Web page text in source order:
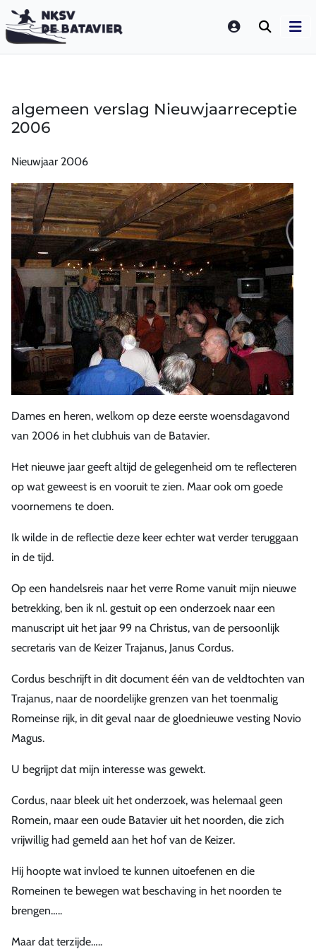
LOGIN
algemeen verslag Nieuwjaarreceptie
2006
Nieuwjaar 2006
Dames en heren, welkom op deze eerste woensdagavond
van 2006 in het clubhuis van de Batavier.
Het nieuwe jaar geeft altijd de gelegenheid om te reflecteren
op wat geweest is en vooruit te zien. Maar ook om goede
voornemens te doen.
Ik wilde in de reflectie deze keer echter wat verder teruggaan
in de tijd.
Op een handelsreis naar het verre Rome vanuit mijn nieuwe
betrekking, ben ik nl. gestuit op een onderzoek naar een
manuscript uit het jaar 99 na Christus, van de persoonlijk
secretaris van de Keizer Trajanus, Janus Cordus.
Cordus beschrijft in dit document één van de veldtochten van
Trajanus, naar de noordelijke grenzen van het toenmalig
Romeinse rijk, in dit geval naar de gloednieuwe vesting Novio
Magus.
U begrijpt dat mijn interesse was gewekt.
Cordus, naar bleek uit het onderzoek, was helemaal geen
Romein, maar een oude Batavier uit het noorden, die zich
vrijwillig had gemeld aan het hof van de Keizer.
Hij hoopte wat invloed te kunnen uitoefenen en die
Romeinen te bewegen wat beschaving in het noorden te
brengen…..
Maar dat terzijde…..